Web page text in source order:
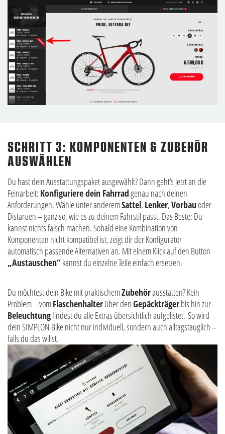
SCHRITT 3: KOMPONENTEN & ZUBEHÖR
AUSWÄHLEN
Du hast dein Ausstattungspaket ausgewählt? Dann geht’s jetzt an die
Feinarbeit: Konfiguriere dein Fahrradgenau nach deinen
Anforderungen. Wähle unter anderemSattel, Lenker,Vorbauoder
Distanzen – ganz so, wie es zu deinem Fahrstil passt. Das Beste: Du
kannst nichts falsch machen. Sobald eine Kombination von
Komponenten nicht kompatibel ist, zeigt dir der Konfigurator
automatisch passende Alternativen an. Mit einem Klick auf den Button
„Austauschen“kannst du einzelne Teile einfach ersetzen.
Du möchtest dein Bike mit praktischemZubehörausstatten? Kein
Problem – vomFlaschenhalterüber denGepäckträgerbis hin zur
Beleuchtungfindest du alle Extras übersichtlich aufgelistet. So wird
dein SIMPLON Bike nicht nur individuell, sondern auch alltagstauglich –
falls du das willst.